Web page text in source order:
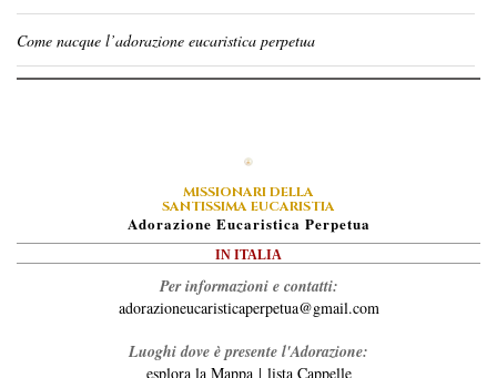
Come nacque l’adorazione eucaristica perpetua
MISSIONARI DELLA
SANTISSIMA EUCARISTIA
ADorazione EUcaristica PErpetua
IN ITALIA
Per informazioni e contatti:
adorazioneucaristicaperpetua@gmail.com
Luoghi dove è presente l'Adorazione:
esplora la Mappa| lista Cappelle